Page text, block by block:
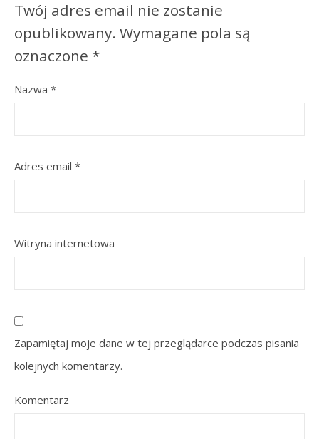
Twój adres email nie zostanie
opublikowany. Wymagane pola są
oznaczone *
Nazwa *
Adres email *
Witryna internetowa
Zapamiętaj moje dane w tej przeglądarce podczas pisania
kolejnych komentarzy.
Komentarz